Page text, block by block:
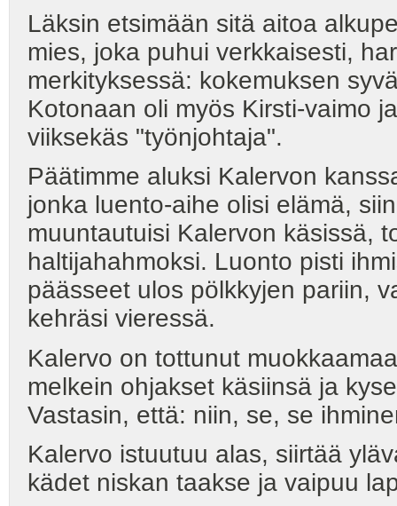
Läksin etsimään sitä aitoa
mies, joka puhui verkkaisesti,
merkityksessä: kokemuksen
Kotonaan oli myös Kirsti-vaimo
viiksekäs "työnjohtaja".
Päätimme aluksi Kalervon
jonka luento-aihe olisi elämä,
muuntautuisi Kalervon käsissä,
haltijahahmoksi. Luonto pisti
päässeet ulos pölkkyjen pariin,
kehräsi vieressä.
Kalervo on tottunut
melkein ohjakset käsiinsä ja
Vastasin, että: niin, se, se
Kalervo istuutuu alas, siirtää
kädet niskan taakse ja vaipuu